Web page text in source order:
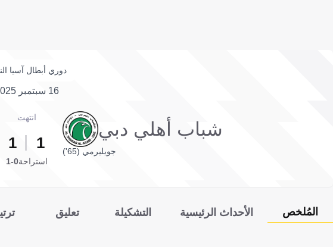
دوري أبطال آسيا
16 سبتمبر 2025
شباب أهلي دبي
جويليرمي (65')
انتهت
1
1
استراحة0-1
المُلخص الأحداث الرئيسية التشكيلة تعليق